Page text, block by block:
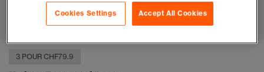
3 POUR CHF79.9
Accept All Cookies
Cookies Settings